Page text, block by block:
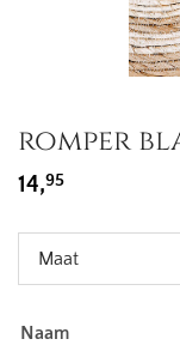
romper
14,95
Maat
Naam